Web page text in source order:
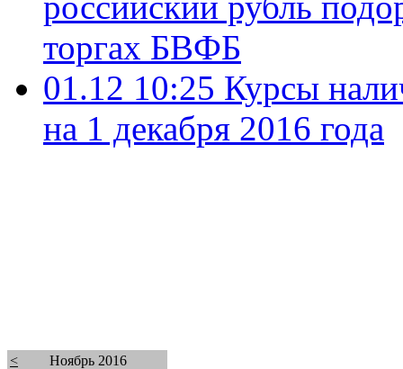
торгах БВФБ
01.12 10:25 Курсы
на 1 декабря 2016 года
<
Ноябрь 2016